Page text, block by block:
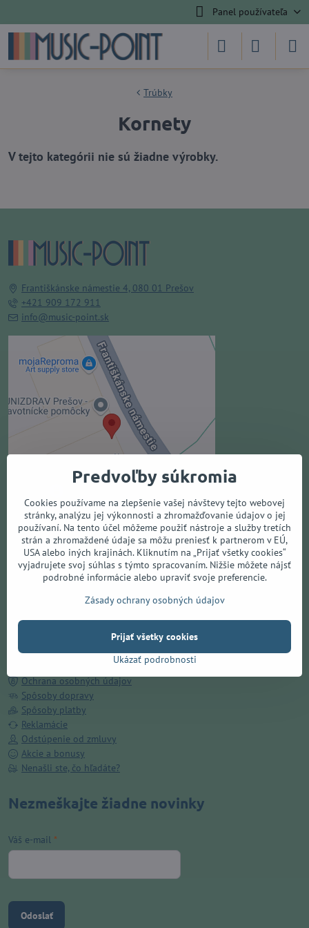
Panel používateľa
Trúbky
Kornety
Františkánske námestie 4, 080 01 Prešov
+421 909 172 911
info@music-point.sk
Externý obsah je blokovaný
Voľbami súkromia
Prajete si načítať externý obsah?
Povoliť tentokrát
Povoliť a zapamätať - súhlas s
Otvoriť obsah v novom okne
Všetko o nákupe
Doručenie ZADARMO v Prešove
Kamenná predajňa
Obchodné podmienky
Ochrana osobných údajov
Spôsoby dopravy
Spôsoby platby
Reklamácie
Odstúpenie od zmluvy
Akcie a bonusy
Nenašli ste, čo hľadáte?
Nezmeškajte žiadne novinky
Váš e-mail *
Odoslať
Predvoľby súkromia
Cookies používame na zlepšenie vašej návštevy tejto webovej
stránky, analýzu jej výkonnosti a zhromažďovanie údajov o jej
používaní. Na tento účel môžeme použiť nástroje a služby tretích
strán a zhromaždené údaje sa môžu preniesť k partnerom v EÚ,
USA alebo iných krajinách. Kliknutím na „Prijať všetky cookies“
vyjadrujete svoj súhlas s týmto spracovaním. Nižšie môžete nájsť
podrobné informácie alebo upraviť svoje preferencie.
Zásady ochrany osobných údajov
Ukázať podrobnosti
Prijať všetky cookies